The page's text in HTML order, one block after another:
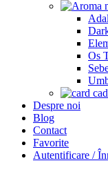
Os
Despre noi
Blog
Contact
Favorite
Autentificare /